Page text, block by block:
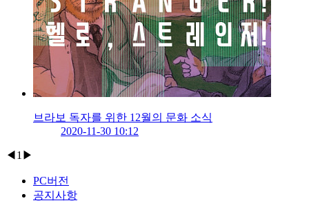
브라보 독자를 위한 12월의 문화 소식
2020-11-30 10:12
◀ 1 ▶
PC버전
공지사항